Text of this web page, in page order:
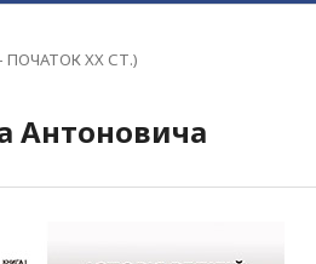
ПОЧАТОК ХХ СТ.)
Антоновича